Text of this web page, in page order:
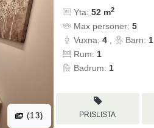
(13)
Yta:52 m2
Max personer:5
Vuxna:4 , Barn:1
Rum:1
Badrum:1
PRISLISTA